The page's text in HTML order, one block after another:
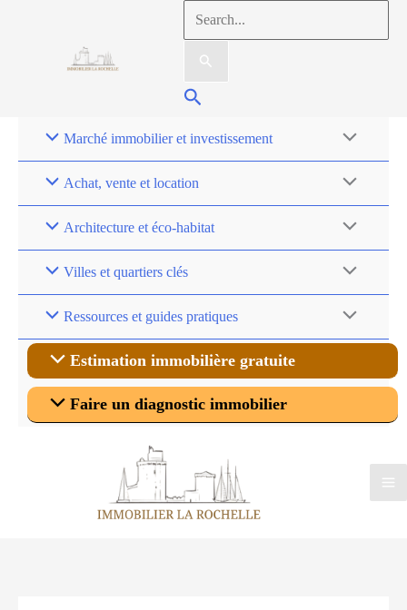
Rechercher :
Rechercher
Marché immobilier et investissement
Achat, vente et location
Architecture et éco-habitat
Villes et quartiers clés
Ressources et guides pratiques
Estimation immobilière gratuite
Faire un diagnostic immobilier